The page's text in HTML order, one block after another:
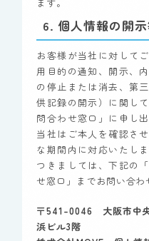
ます。
6. 個人情報の開
お客様が当社に対して
用目的の通知、開示、
の停止または消去、第
供記録の開示）に関し
問合わせ窓口」に申し
当社はご本人を確認さ
な期間内に対応いたし
つきましては、下記の
せ窓口」までお問い合わ
〒541-0046 大阪市中
浜ビル3階